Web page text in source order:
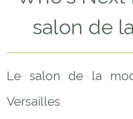
Expositions Petit Palais
FIAC Hors les Murs Paris - Art
salon de
Le salon de la
Versailles